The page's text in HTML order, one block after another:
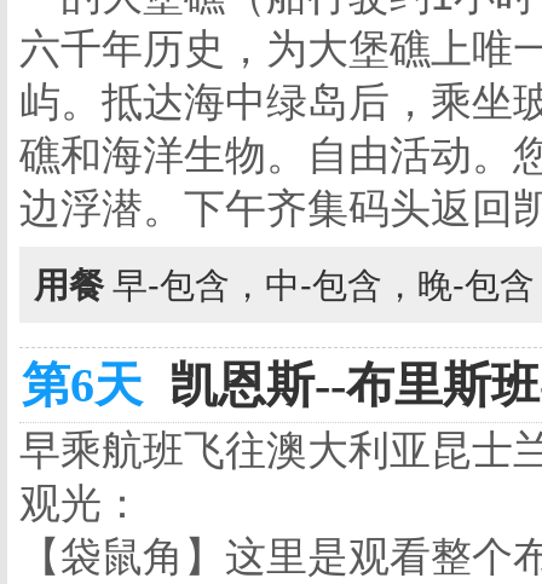
六千年历史，为大堡礁上唯
屿。抵达海中绿岛后，乘坐
礁和海洋生物。自由活动。
边浮潜。下午齐集码头返回
用餐 早-包含，中-包含，晚-包
第6天 凯恩斯--布里斯
早乘航班飞往澳大利亚昆士
观光：
【袋鼠角】这里是观看整